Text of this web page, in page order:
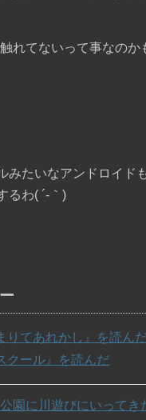
れてないって事なのか
みたいなアンドロイド
るわ( ´-｀)
りてあれかし』を読ん
クール』を読んだ
園に川遊びにいってき